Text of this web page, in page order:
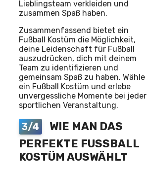
Lieblingsteam verkleiden und
zusammen Spaß haben.
Zusammenfassend bietet ein
Fußball Kostüm die Möglichkeit,
deine Leidenschaft für Fußball
auszudrücken, dich mit deinem
Team zu identifizieren und
gemeinsam Spaß zu haben. Wähle
ein Fußball Kostüm und erlebe
unvergessliche Momente bei jeder
sportlichen Veranstaltung.
3/4
WIE MAN DAS
PERFEKTE FUSSBALL K
OSTÜM AUSWÄHLT